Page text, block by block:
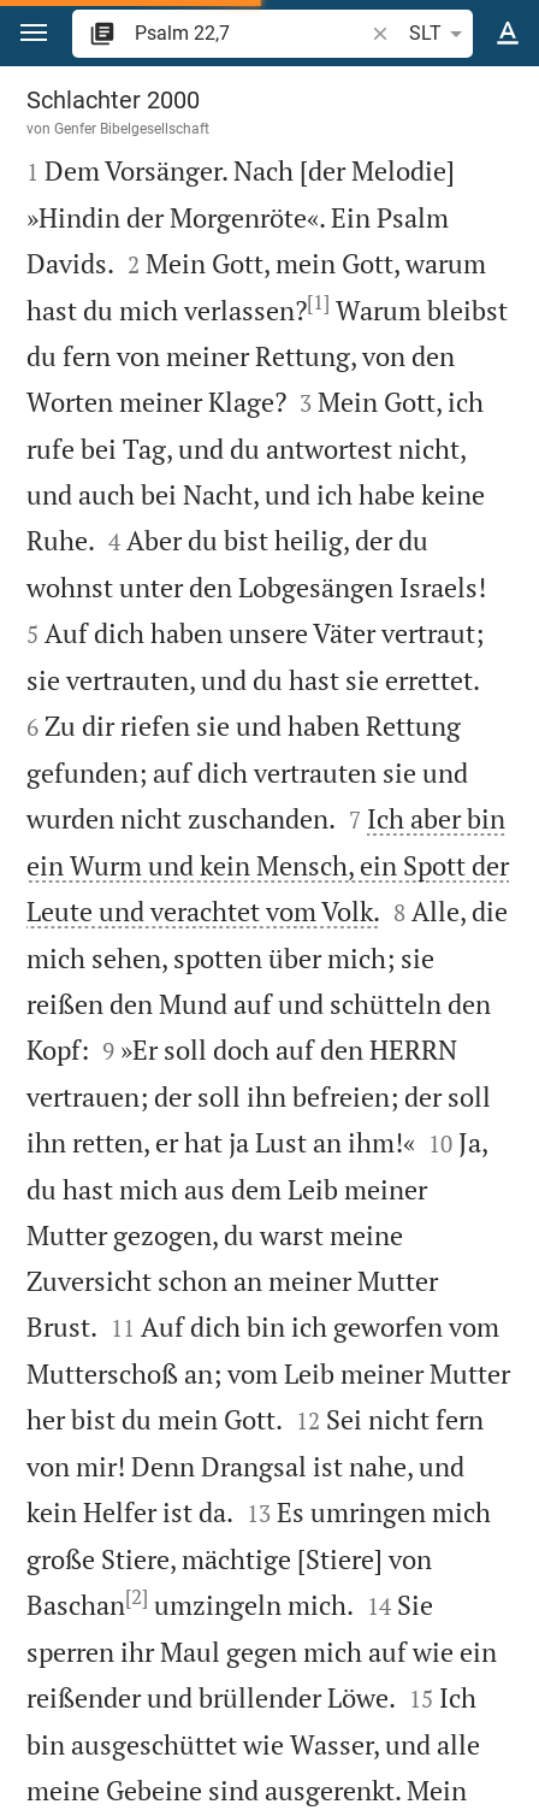
Zum Inhalt springen
Bibelstelle oder
SLT
Psalm 22
Schlachter 2000
vonGenfer Bibelgesellschaft

1 Dem Vorsänger. Nach [der Melodie]
»Hindin der Morgenröte«. Ein Psalm
Davids. 

2 Mein Gott, mein Gott, warum
hast du mich verlassen?[1] Warum bleibst
du fern von meiner Rettung, von den
Worten meiner Klage?
3 Mein Gott, ich
rufe bei Tag, und du antwortest nicht,
und auch bei Nacht, und ich habe keine
Ruhe. 

4 Aber du bist heilig, der du
wohnst unter den Lobgesängen Israels!
5 Auf dich haben unsere Väter vertraut;
sie vertrauten, und du hast sie errettet.
6 Zu dir riefen sie und haben Rettung
gefunden; auf dich vertrauten sie und
wurden nicht zuschanden. 

7 Ich aber bin
ein Wurm und kein Mensch, ein Spott der
Leute und verachtet vom Volk. 

8 Alle, die
mich sehen, spotten über mich; sie
reißen den Mund auf und schütteln den
Kopf: 

9 »Er soll doch auf den HERRN
vertrauen; der soll ihn befreien; der soll
ihn retten, er hat ja Lust an ihm!« 

10 Ja,
du hast mich aus dem Leib meiner
Mutter gezogen, du warst meine
Zuversicht schon an meiner Mutter
Brust. 

11 Auf dich bin ich geworfen vom
Mutterschoß an; vom Leib meiner Mutter
her bist du mein Gott. 

12 Sei nicht fern
von mir! Denn Drangsal ist nahe, und
kein Helfer ist da. 

13 Es umringen mich
große Stiere, mächtige [Stiere] von
Baschan[2] umzingeln mich. 

14 Sie
sperren ihr Maul gegen mich auf wie ein
reißender und brüllender Löwe. 

15 Ich
bin ausgeschüttet wie Wasser, und alle
meine Gebeine sind ausgerenkt. Mein